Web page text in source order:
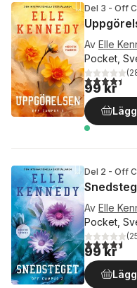
Del 3 - Off
Av Elle
Pocket,
4,4utav 5(
99 kr
Del 2 - Off
Av Elle
Pocket,
4,5utav 5(
99 kr